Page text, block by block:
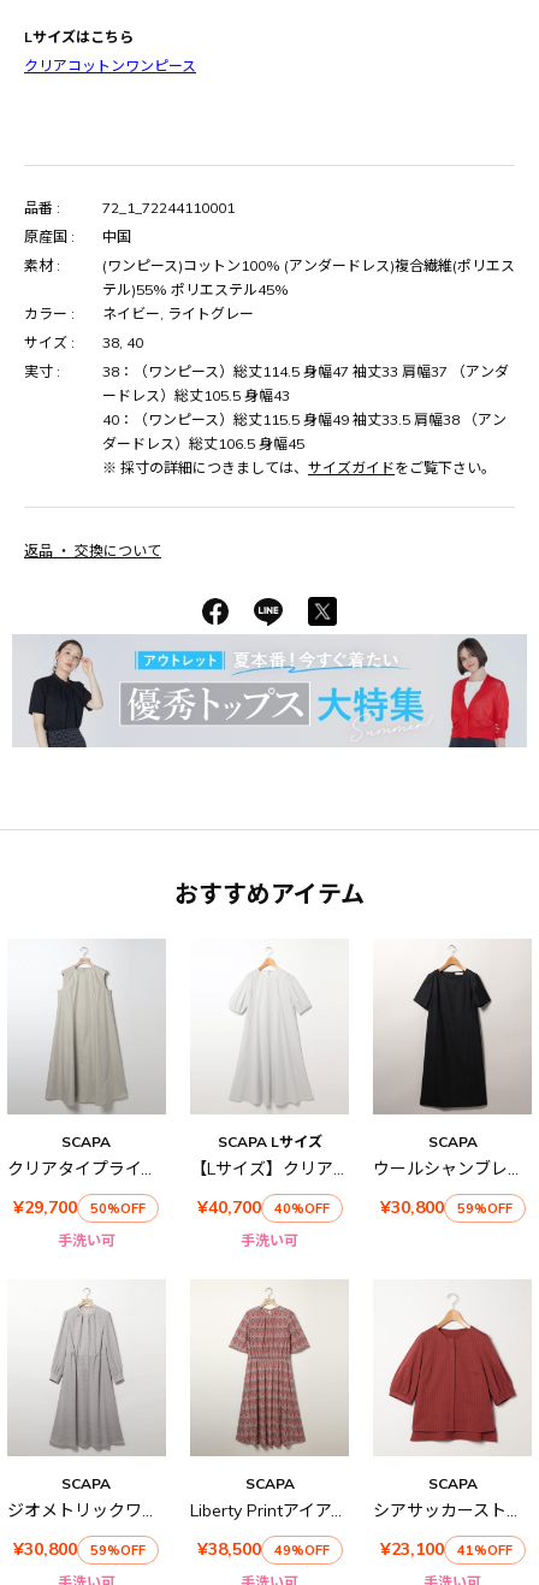
Lサイズはこちら
クリアコットンワンピース
品番 :
72_1_72244110001
原産国 :
中国
素材 :
(ワンピース)コットン100% (アンダードレス)複合繊維(ポリエス
テル)55% ポリエステル45%
カラー :
ネイビー, ライトグレー
サイズ :
38, 40
実寸 :
38：（ワンピース）総丈114.5 身幅47 袖丈33 肩幅37 （アンダ
ードレス）総丈105.5 身幅43
40：（ワンピース）総丈115.5 身幅49 袖丈33.5 肩幅38 （アン
ダードレス）総丈106.5 身幅45
※ 採寸の詳細につきましては、 サイズガイドをご覧下さい。
返品 ・ 交換について
おすすめアイテム
SCAPA
クリアタイプライターワンピース
¥29,700
50%OFF
手洗い可
SCAPA Lサイズ
【Lサイズ】クリアコットンワンピース
¥40,700
40%OFF
手洗い可
SCAPA
ウールシャンブレーワンピース
¥30,800
59%OFF
SCAPA
ジオメトリックワンピース
¥30,800
59%OFF
SCAPA
Liberty Printアイアンワンピース
¥38,500
49%OFF
SCAPA
シアサッカーストライプカットソー
¥23,100
41%OFF